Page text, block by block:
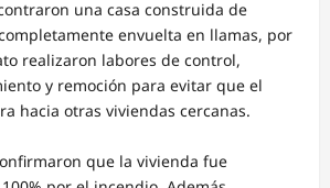
una casa construida de
envuelta en llamas, por
realizaron labores de control,
y remoción para evitar que el
hacia otras viviendas cercanas.
que la vivienda fue